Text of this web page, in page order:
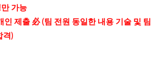
가능
인 제출 必(팀 전원 동일한 내용 기술 및 팀
격 )